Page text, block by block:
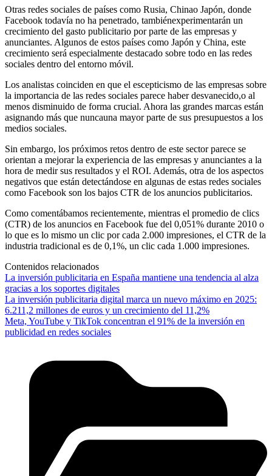
Otras redes sociales de países como Rusia, Chinao Japón, donde
Facebook todavía no ha penetrado, tambiénexperimentarán un
crecimiento del gasto publicitario por parte de las empresas y
anunciantes. Algunos de estos países como Japón y China, este
crecimiento será especialmente destacado sobre todo en las redes
sociales dentro del entorno móvil.
Los analistas coinciden en que el escepticismo de las empresas sobre
la importancia de las redes sociales parece haber desvanecido,o al
menos disminuido de forma crucial. Ahora las grandes marcas están
asignando más que nuncauna mayor parte de sus presupuestos a los
medios sociales.
Sin embargo, los próximos retos dentro de este sector parece se
orientan a mejorar la experiencia de las empresas y anunciantes a la
hora de medir sus resultados y el ROI. Además, otra de los aspectos
negativos que están detectándose en algunas de estas redes sociales
como Facebook son los bajos CTR de los anuncios publicitarios.
Como comentábamos recientemente, mientras el promedio de clics
(CTR) de los anuncios en Facebook fue del 0,051% durante 2010 o
lo que es lo mismo un clic por cada 2.000 impresiones, el CTR de la
industria tradicional es de 0,1%, un clic cada 1.000 impresiones.
Contenidos relacionados
La inversión publicitaria en España mantiene una tendencia al alza
gracias a los soportes digitales
La inversión publicitaria digital marca un nuevo máximo en 2025:
6.211,2 millones de euros y un crecimiento del 11,2%
Meta, YouTube y TikTok concentran el 91% de la inversión en
publicidad en redes sociales